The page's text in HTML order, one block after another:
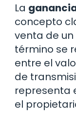
La
concepto
venta de un
término se
entre el
de
representa
el